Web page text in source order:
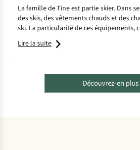
La famille de Tine est partie skier. Dans
des skis, des vêtements chauds et des
ski. La particularité de ces équipements,
étaient tous loués ! Envie de connaître ce
pensé ?
Lire la suite
Découvrez-en plus